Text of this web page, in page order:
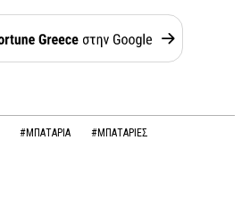
#ΜΠΑΤΑΡΙΑ #ΜΠΑΤΑΡΙΕΣ